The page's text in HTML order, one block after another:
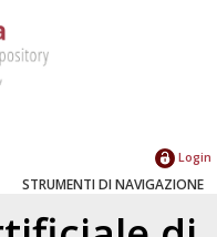
Login
STRUMENTI DI NAVIGAZIONE